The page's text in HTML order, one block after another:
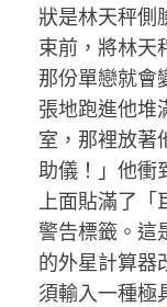
狀是林天秤側
束前，將林天
那份單戀就會
張地跑進他堆
室，那裡放著
助儀！」他衝
上面貼滿了「
警告標籤。這
的外星計算器
須輸入一種極